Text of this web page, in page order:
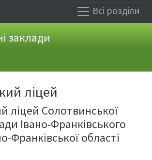
Всі розділи
заклади
ліцей
ліцей Солотвинської
Івано-Франківського
Франківської області